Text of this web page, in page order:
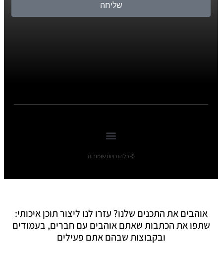
שליחה
© כל הזכויות שומורות
אוהבים את התכנים שלנו? עזרו לנו ליצור תוכן איכותי:
שתפו את הכתבות שאתם אוהבים עם חברים, בעמודים
ובקבוצות שבהם אתם פעילים